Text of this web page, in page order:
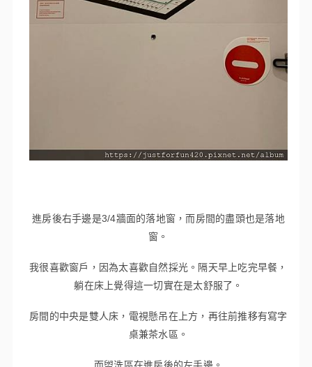
進房後右手邊是3/4牆面的落地窗，而房間的盡頭也是落地
窗。
我很喜歡窗戶，因為太喜歡自然採光。隔天早上吃完早餐，
躺在床上覺得這一切實在是太舒服了。
房間的中央是雙人床，電視懸吊在上方，再往前推移有寫字
桌兼茶水區。